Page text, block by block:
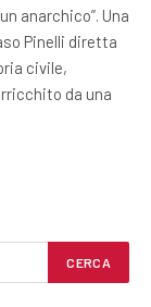
anarchico”. Una
Pinelli diretta
civile,
da una